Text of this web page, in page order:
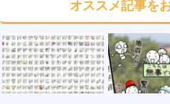
オススメ記事を